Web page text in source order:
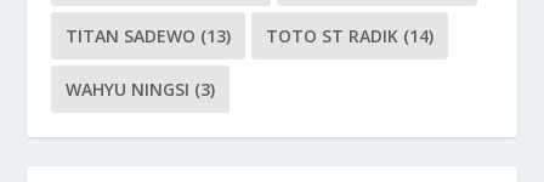
TITAN SADEWO (13) TOTO ST RADIK (14)
WAHYU NINGSI (3)